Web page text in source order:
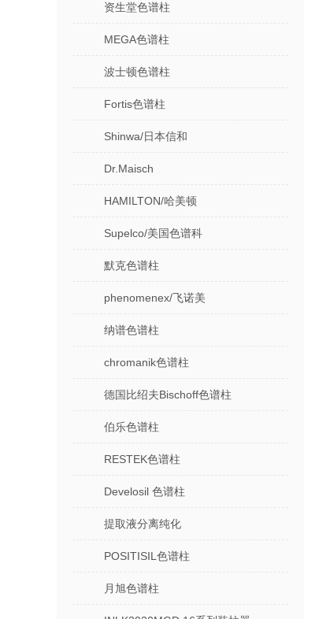
资生堂色谱柱
MEGA色谱柱
波士顿色谱柱
Fortis色谱柱
Shinwa/日本信和
Dr.Maisch
HAMILTON/哈美顿
Supelco/美国色谱科
默克色谱柱
phenomenex/飞诺美
纳谱色谱柱
chromanik色谱柱
德国比绍夫Bischoff色谱柱
伯乐色谱柱
RESTEK色谱柱
Develosil 色谱柱
提取液分离纯化
POSITISIL色谱柱
月旭色谱柱